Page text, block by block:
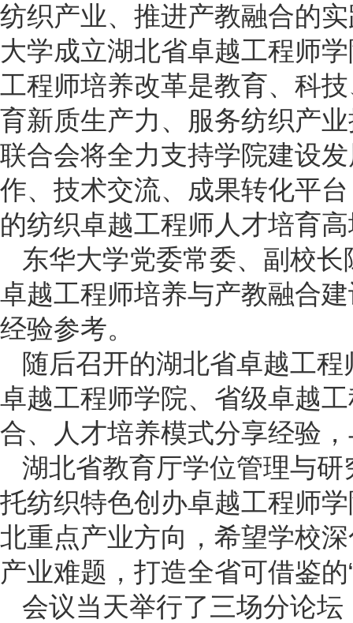
纺织产业、推进产教融合的
大学成立湖北省卓越工程师
工程师培养改革是教育、科
育新质生产力、服务纺织产
联合会将全力支持学院建设
作、技术交流、成果转化平
的纺织卓越工程师人才培育
东华大学党委常委、副校
卓越工程师培养与产教融合
经验参考。
随后召开的湖北省卓越工
卓越工程师学院、省级卓越
合、人才培养模式分享经验
湖北省教育厅学位管理与
托纺织特色创办卓越工程师
北重点产业方向，希望学校
产业难题，打造全省可借鉴的
会议当天举行了三场分论